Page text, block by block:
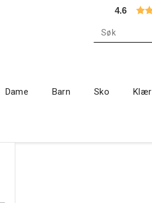
4.6
Dame Barn Sko Klær